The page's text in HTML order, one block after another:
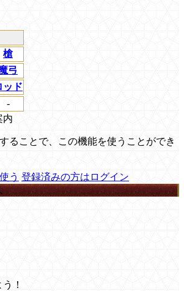
槍
弓
ッド
-
内
ることで、この機能を使うことができ
う 登録済みの方はログイン
！